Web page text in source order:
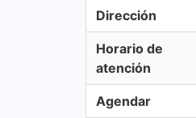
Dirección
Horario de
atención
Agendar